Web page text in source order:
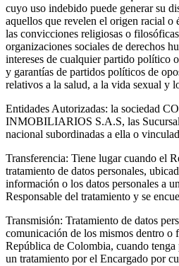
cuyo uso indebido puede generar su
aquellos que revelen el origen racial
las convicciones religiosas o
organizaciones sociales de derechos
intereses de cualquier partido político
y garantías de partidos políticos de
relativos a la salud, a la vida sexual y
Entidades Autorizadas: la sociedad
INMOBILIARIOS S.A.S, las
nacional subordinadas a ella o
Transferencia: Tiene lugar cuando el
tratamiento de datos personales,
información o los datos personales a
Responsable del tratamiento y se
Transmisión: Tratamiento de datos
comunicación de los mismos dentro o
República de Colombia, cuando
un tratamiento por el Encargado por